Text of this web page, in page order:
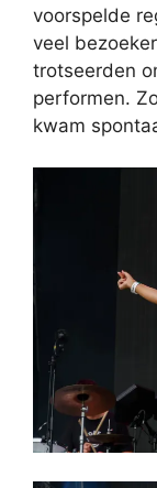
voorspelde
veel
trotseerden
performen.
kwam